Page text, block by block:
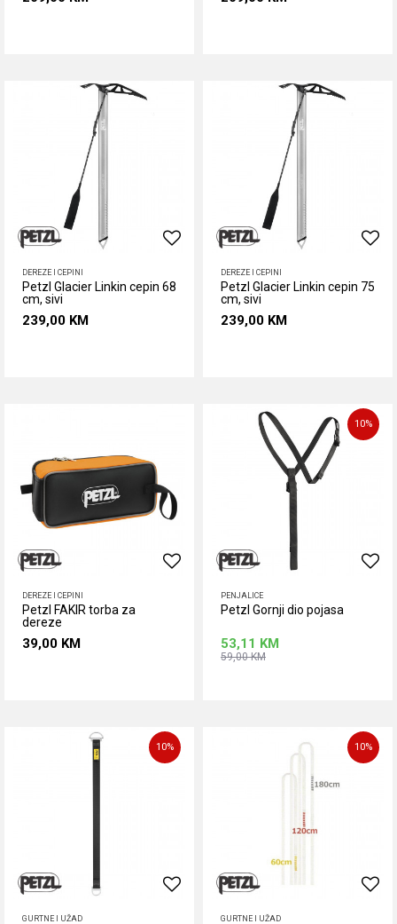
DEREZE I CEPINI
Petzl Glacier Linkin cepin 68
cm, sivi
239,00 KM
DEREZE I CEPINI
Petzl Glacier Linkin cepin 75
cm, sivi
239,00 KM
DEREZE I CEPINI
Petzl FAKIR torba za
dereze
39,00 KM
10%
PENJALICE
Petzl Gornji dio pojasa
53,11 KM
59,00KM
10%
GURTNE I UŽAD
10%
GURTNE I UŽAD